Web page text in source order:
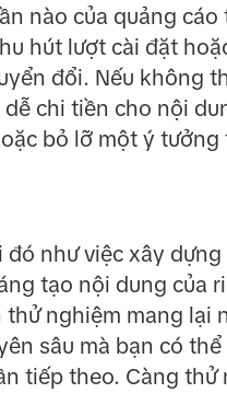
nào của quảng cáo
hút lượt cài đặt
đổi. Nếu không
dễ chi tiền cho nội
bỏ lỡ một ý tưởng
đó như việc xây dựng
tạo nội dung của
thử nghiệm mang lại
sâu mà bạn có thể
tiếp theo. Càng thử